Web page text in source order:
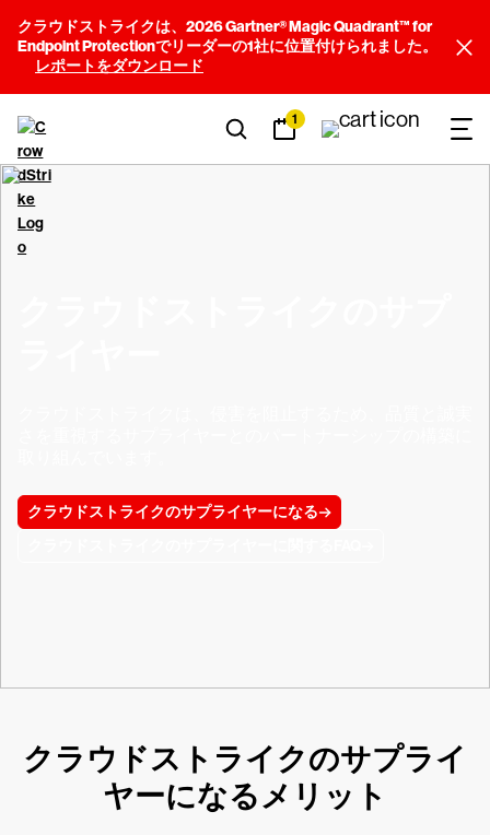
クラウドストライクは、2026 Gartner® Magic Quadrant™ for
Endpoint Protectionでリーダーの1社に位置付けられました。
レポートをダウンロード
1
クラウドストライクのサプライヤーになる
クラウドストライクのサプライ
ヤーになるメリット